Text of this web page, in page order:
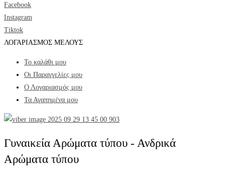
Facebook
Instagram
Tiktok
ΛΟΓΑΡΙΑΣΜΟΣ ΜΕΛΟΥΣ
Το καλάθι μου
Οι Παραγγελίες μου
Ο Λογαριασμός μου
Τα Αγαπημένα μου
Γυναικεία Αρώματα τύπου - Ανδρικά
Αρώματα τύπου